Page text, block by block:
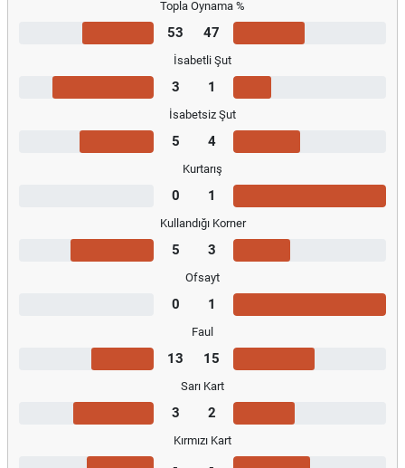
Topla Oynama %
53 47
İsabetli Şut
3 1
İsabetsiz Şut
5 4
Kurtarış
0 1
Kullandığı Korner
5 3
Ofsayt
0 1
Faul
13 15
Sarı Kart
3 2
Kırmızı Kart